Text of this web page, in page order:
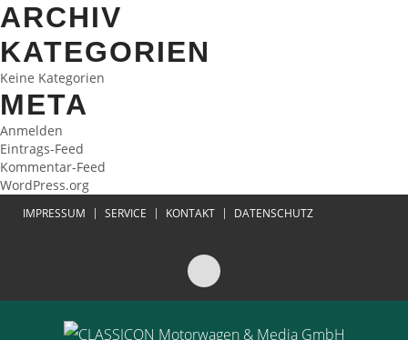
ARCHIV
KATEGORIEN
Keine Kategorien
META
Anmelden
Eintrags-Feed
Kommentar-Feed
WordPress.org
IMPRESSUM SERVICE KONTAKT DATENSCHUTZ